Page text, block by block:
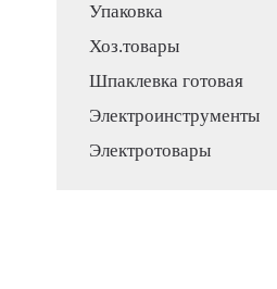
Упаковка
Хоз.товары
Шпаклевка готовая
Электроинструменты
Электротовары